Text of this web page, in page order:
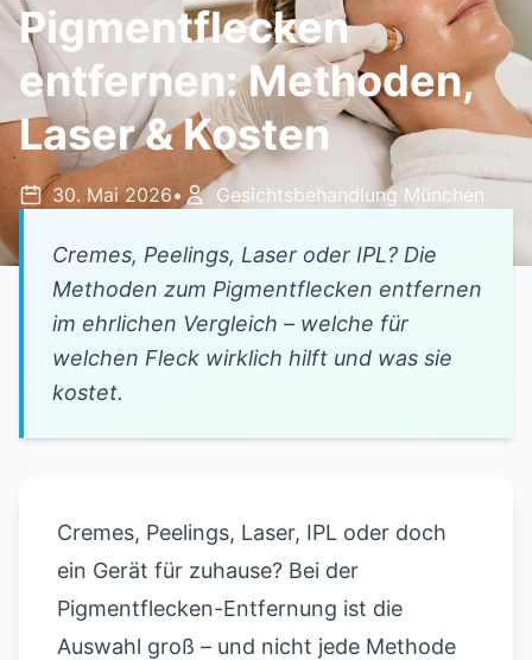
Pigmentflecken
entfernen: Methoden,
Laser & Kosten
30. Mai 2026• Gesichtsbehandlung München
Cremes, Peelings, Laser oder IPL? Die
Methoden zum Pigmentflecken entfernen
im ehrlichen Vergleich – welche für
welchen Fleck wirklich hilft und was sie
kostet.
Cremes, Peelings, Laser, IPL oder doch
ein Gerät für zuhause? Bei der
Pigmentflecken-Entfernung ist die
Auswahl groß – und nicht jede Methode